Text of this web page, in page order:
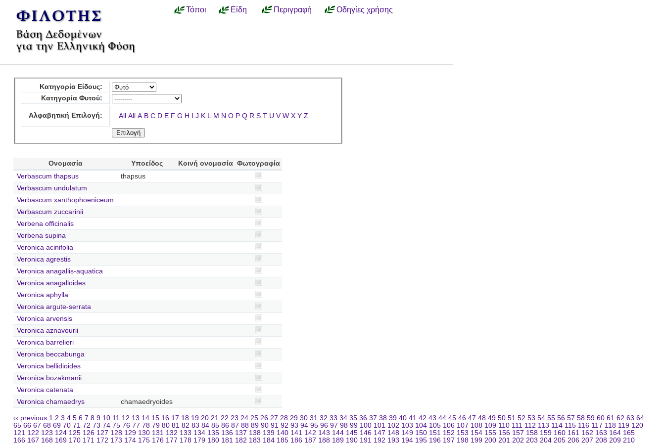
Τόποι Είδη Περιγραφή Οδηγίες χρήσης
Κατηγορία Είδους:
Κατηγορία Φυτού:
Αλφαβητική Επιλογή: All All A B C D E F G H I J K L M N O P Q R S T U V W X Y Z
Ονομασία Υποείδος Κοινή ονομασία Φωτογραφία
Verbascum thapsus
thapsus
Verbascum undulatum
Verbascum xanthophoeniceum
Verbascum zuccarinii
Verbena officinalis
Verbena supina
Veronica acinifolia
Veronica agrestis
Veronica anagallis-aquatica
Veronica anagalloides
Veronica aphylla
Veronica argute-serrata
Veronica arvensis
Veronica aznavourii
Veronica barrelieri
Veronica beccabunga
Veronica bellidioides
Veronica bozakmanii
Veronica catenata
Veronica chamaedrys
chamaedryoides
‹‹ previous 1 2 3 4 5 6 7 8 9 10 11 12 13 14 15 16 17 18 19 20 21 22 23 24 25 26 27 28 29 30 31 32 33 34 35 36 37 38 39 40 41 42 43 44 45 46 47 48 49 50 51 52 53 54 55 56 57 58 59 60 61 62 63 64
65 66 67 68 69 70 71 72 73 74 75 76 77 78 79 80 81 82 83 84 85 86 87 88 89 90 91 92 93 94 95 96 97 98 99 100 101 102 103 104 105 106 107 108 109 110 111 112 113 114 115 116 117 118 119 120
121 122 123 124 125 126 127 128 129 130 131 132 133 134 135 136 137 138 139 140 141 142 143 144 145 146 147 148 149 150 151 152 153 154 155 156 157 158 159 160 161 162 163 164 165
166 167 168 169 170 171 172 173 174 175 176 177 178 179 180 181 182 183 184 185 186 187 188 189 190 191 192 193 194 195 196 197 198 199 200 201 202 203 204 205 206 207 208 209 210